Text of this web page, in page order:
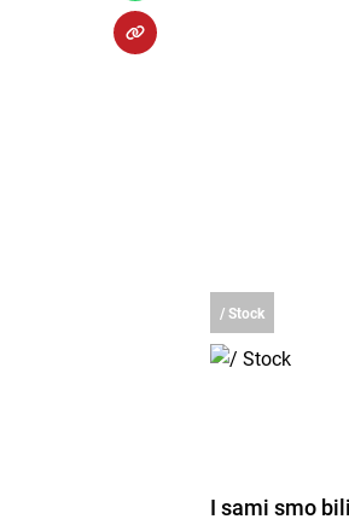
/ Stock
I sami smo